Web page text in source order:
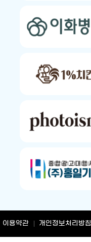
이용약관 개인정보처리방침